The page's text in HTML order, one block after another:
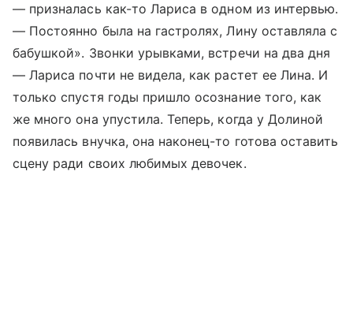
— призналась как-то Лариса в одном из интервью.
— Постоянно была на гастролях, Лину оставляла с
бабушкой». Звонки урывками, встречи на два дня
— Лариса почти не видела, как растет ее Лина. И
только спустя годы пришло осознание того, как
же много она упустила. Теперь, когда у Долиной
появилась внучка, она наконец-то готова оставить
сцену ради своих любимых девочек.